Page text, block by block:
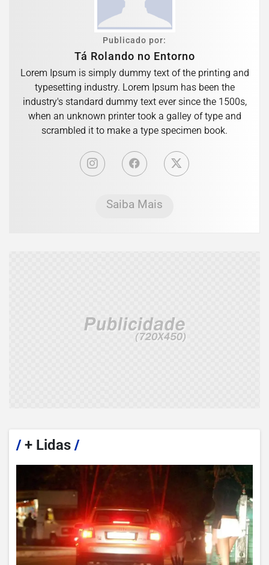
Publicado por:
Tá Rolando no Entorno
Lorem Ipsum is simply dummy text of the printing and
typesetting industry. Lorem Ipsum has been the
industry's standard dummy text ever since the 1500s,
when an unknown printer took a galley of type and
scrambled it to make a type specimen book.
Saiba Mais
/+ Lidas /